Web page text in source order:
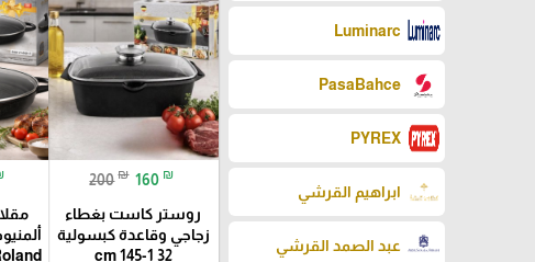
Luminarc
PasaBahce
PYREX
ابراهيم القرشي
عبد الصمد القرشي
200 ₪ 160 ₪
روستر كاست بغطاء
زجاجي وقاعدة كبسولية
32 cm 145-1